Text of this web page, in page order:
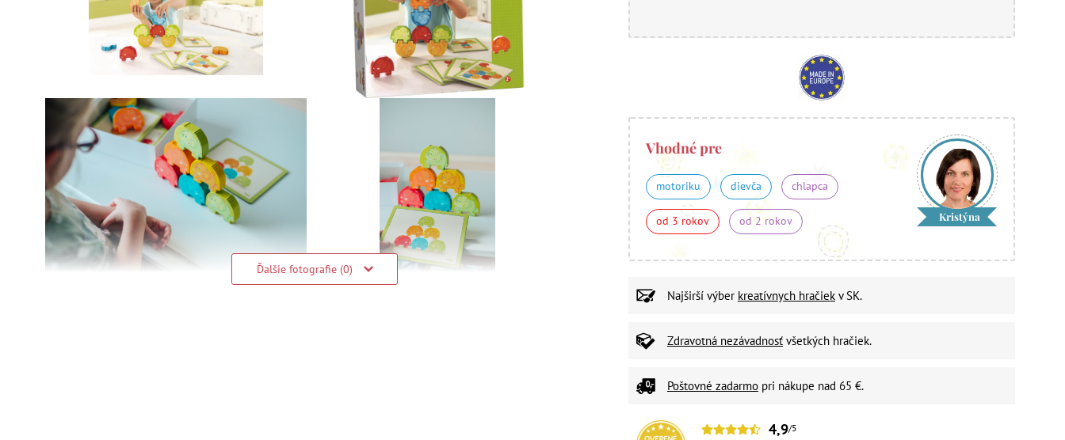
Ďalšie fotografie (0)
Vhodné pre
motoriku dievča chlapca
od 3 rokov od 2 rokov Kristýna
Najširší výber kreatívnych hračiek v SK.
Zdravotná nezávadnosť všetkých hračiek.
Poštovné zadarmo pri nákupe nad 65 €.
4,9/5